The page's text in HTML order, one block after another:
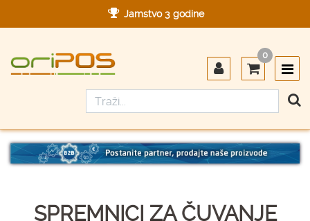
Jamstvo 3 godine
Designed in Germany
Made in Germany
0
SPREMNICI ZA ČUVANJE